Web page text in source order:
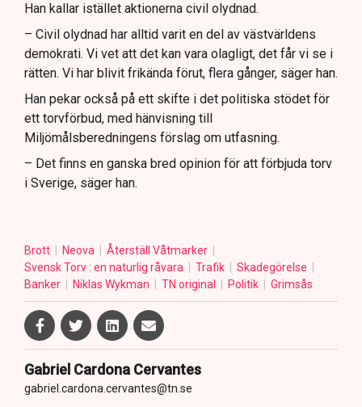
Han kallar istället aktionerna civil olydnad.
– Civil olydnad har alltid varit en del av västvärldens
demokrati. Vi vet att det kan vara olagligt, det får vi se i
rätten. Vi har blivit frikända förut, flera gånger, säger han.
Han pekar också på ett skifte i det politiska stödet för
ett torvförbud, med hänvisning till
Miljömålsberedningens förslag om utfasning.
– Det finns en ganska bred opinion för att förbjuda torv
i Sverige, säger han.
Brott Neova
Återställ Våtmarker
Svensk Torv : en naturlig råvara
Trafik
Skadegörelse
Banker
Niklas Wykman TN original Politik Grimsås
Gabriel Cardona Cervantes
gabriel.cardona.cervantes@tn.se